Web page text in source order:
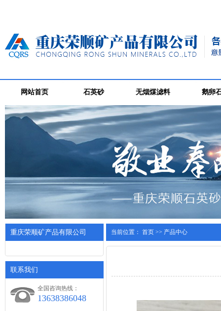
网站首页 石英砂 无烟煤滤料 鹅卵
重庆荣顺矿产品有限公司
联系我们
全国咨询热线：
13638386048
当前位置： 首页 >> 产品中心